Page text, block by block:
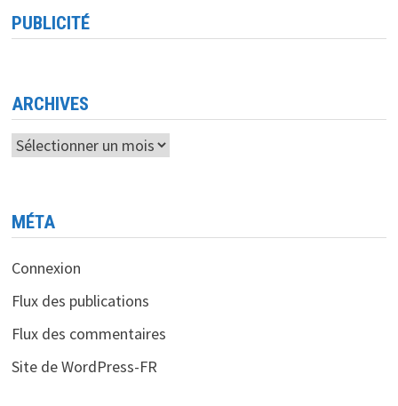
FINANCIERS
EN
ALGÉRIE
PAIEMENT
MOBILE
QUI
CHANGE
TOUT
PUBLICITÉ
ARCHIVES
Archives
MÉTA
Connexion
Flux des publications
Flux des commentaires
Site de WordPress-FR